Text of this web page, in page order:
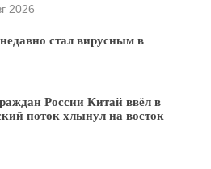
2026
стал вирусным в
России Китай ввёл в
поток хлынул на восток